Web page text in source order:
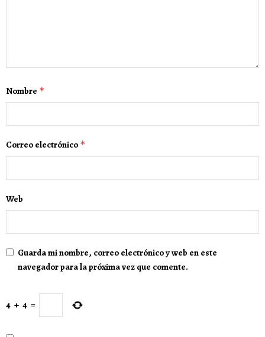
Nombre *
Correo electrónico *
Web
Guarda mi nombre, correo electrónico y web en este
navegador para la próxima vez que comente.
4 + 4 =